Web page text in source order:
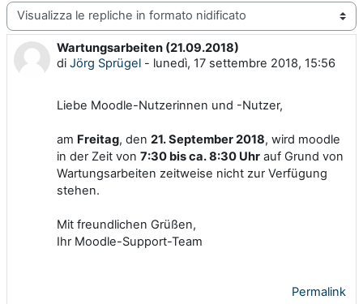
Modalità visualizzazione
Wartungsarbeiten (21.09.2018)
di Jörg Sprügel - lunedì, 17 settembre 2018, 15:56
Numero di risposte: 0
Liebe Moodle-Nutzerinnen und -Nutzer,
am Freitag, den 21. September 2018, wird moodle
in der Zeit von 7:30 bis ca. 8:30 Uhr auf Grund von
Wartungsarbeiten zeitweise nicht zur Verfügung
stehen.
Mit freundlichen Grüßen,
Ihr Moodle-Support-Team
Permalink